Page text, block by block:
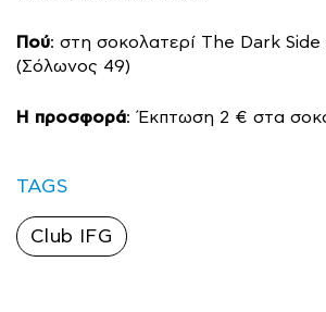
Πού: στη σοκολατερί The Dark
(Σόλωνος 49)
Η προσφορά: Έκπτωση 2 € στα
TAGS
Club IFG